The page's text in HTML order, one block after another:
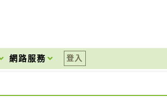
網路服務 登入